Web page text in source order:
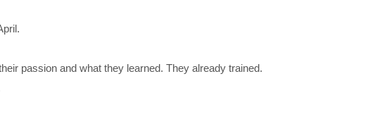
passion and what they learned. They already trained.